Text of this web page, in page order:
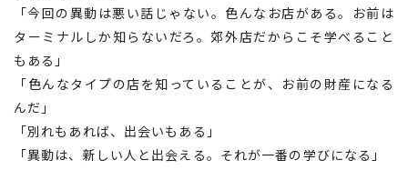
お問い合わせ
「今回の異動は悪い話じゃない。色んなお店がある。お前は
ターミナルしか知らないだろ。郊外店だからこそ学べること
もある」
「色んなタイプの店を知っていることが、お前の財産になる
んだ」
「別れもあれば、出会いもある」
「異動は、新しい人と出会える。それが一番の学びになる」